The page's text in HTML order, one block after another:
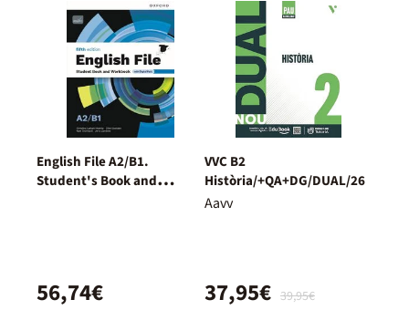
English File A2/B1.
Student's Book and
56,74€
VVC B2
Història/+QA+DG/DUAL/26
Aavv
39,95€
37,95€